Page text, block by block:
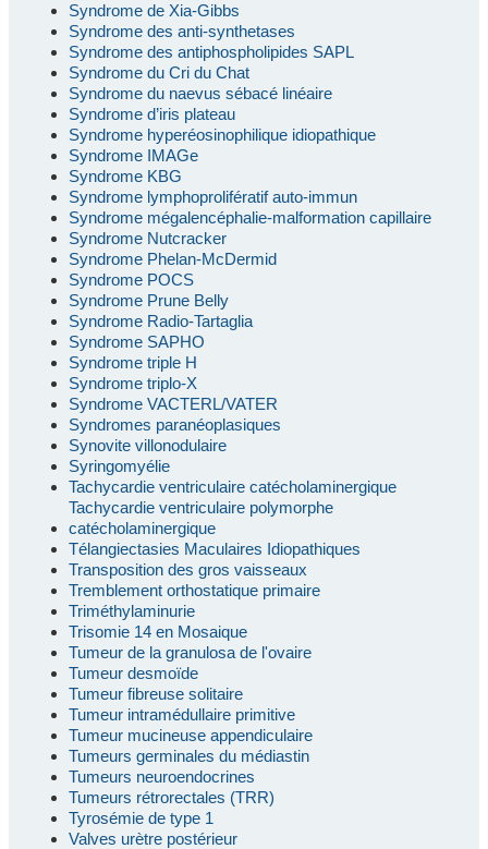
Syndrome de Xia-Gibbs
Syndrome des anti-synthetases
Syndrome des antiphospholipides SAPL
Syndrome du Cri du Chat
Syndrome du naevus sébacé linéaire
Syndrome d’iris plateau
Syndrome hyperéosinophilique idiopathique
Syndrome IMAGe
Syndrome KBG
Syndrome lymphoprolifératif auto-immun
Syndrome mégalencéphalie-malformation capillaire
Syndrome Nutcracker
Syndrome Phelan-McDermid
Syndrome POCS
Syndrome Prune Belly
Syndrome Radio-Tartaglia
Syndrome SAPHO
Syndrome triple H
Syndrome triplo-X
Syndrome VACTERL/VATER
Syndromes paranéoplasiques
Synovite villonodulaire
Syringomyélie
Tachycardie ventriculaire catécholaminergique
Tachycardie ventriculaire polymorphe
catécholaminergique
Télangiectasies Maculaires Idiopathiques
Transposition des gros vaisseaux
Tremblement orthostatique primaire
Triméthylaminurie
Trisomie 14 en Mosaique
Tumeur de la granulosa de l'ovaire
Tumeur desmoïde
Tumeur fibreuse solitaire
Tumeur intramédullaire primitive
Tumeur mucineuse appendiculaire
Tumeurs germinales du médiastin
Tumeurs neuroendocrines
Tumeurs rétrorectales (TRR)
Tyrosémie de type 1
Valves urètre postérieur